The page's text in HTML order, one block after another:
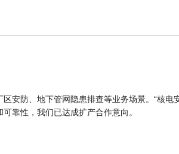
安防、地下管网隐患排查等业务场景。“核电
靠性，我们已达成扩产合作意向。